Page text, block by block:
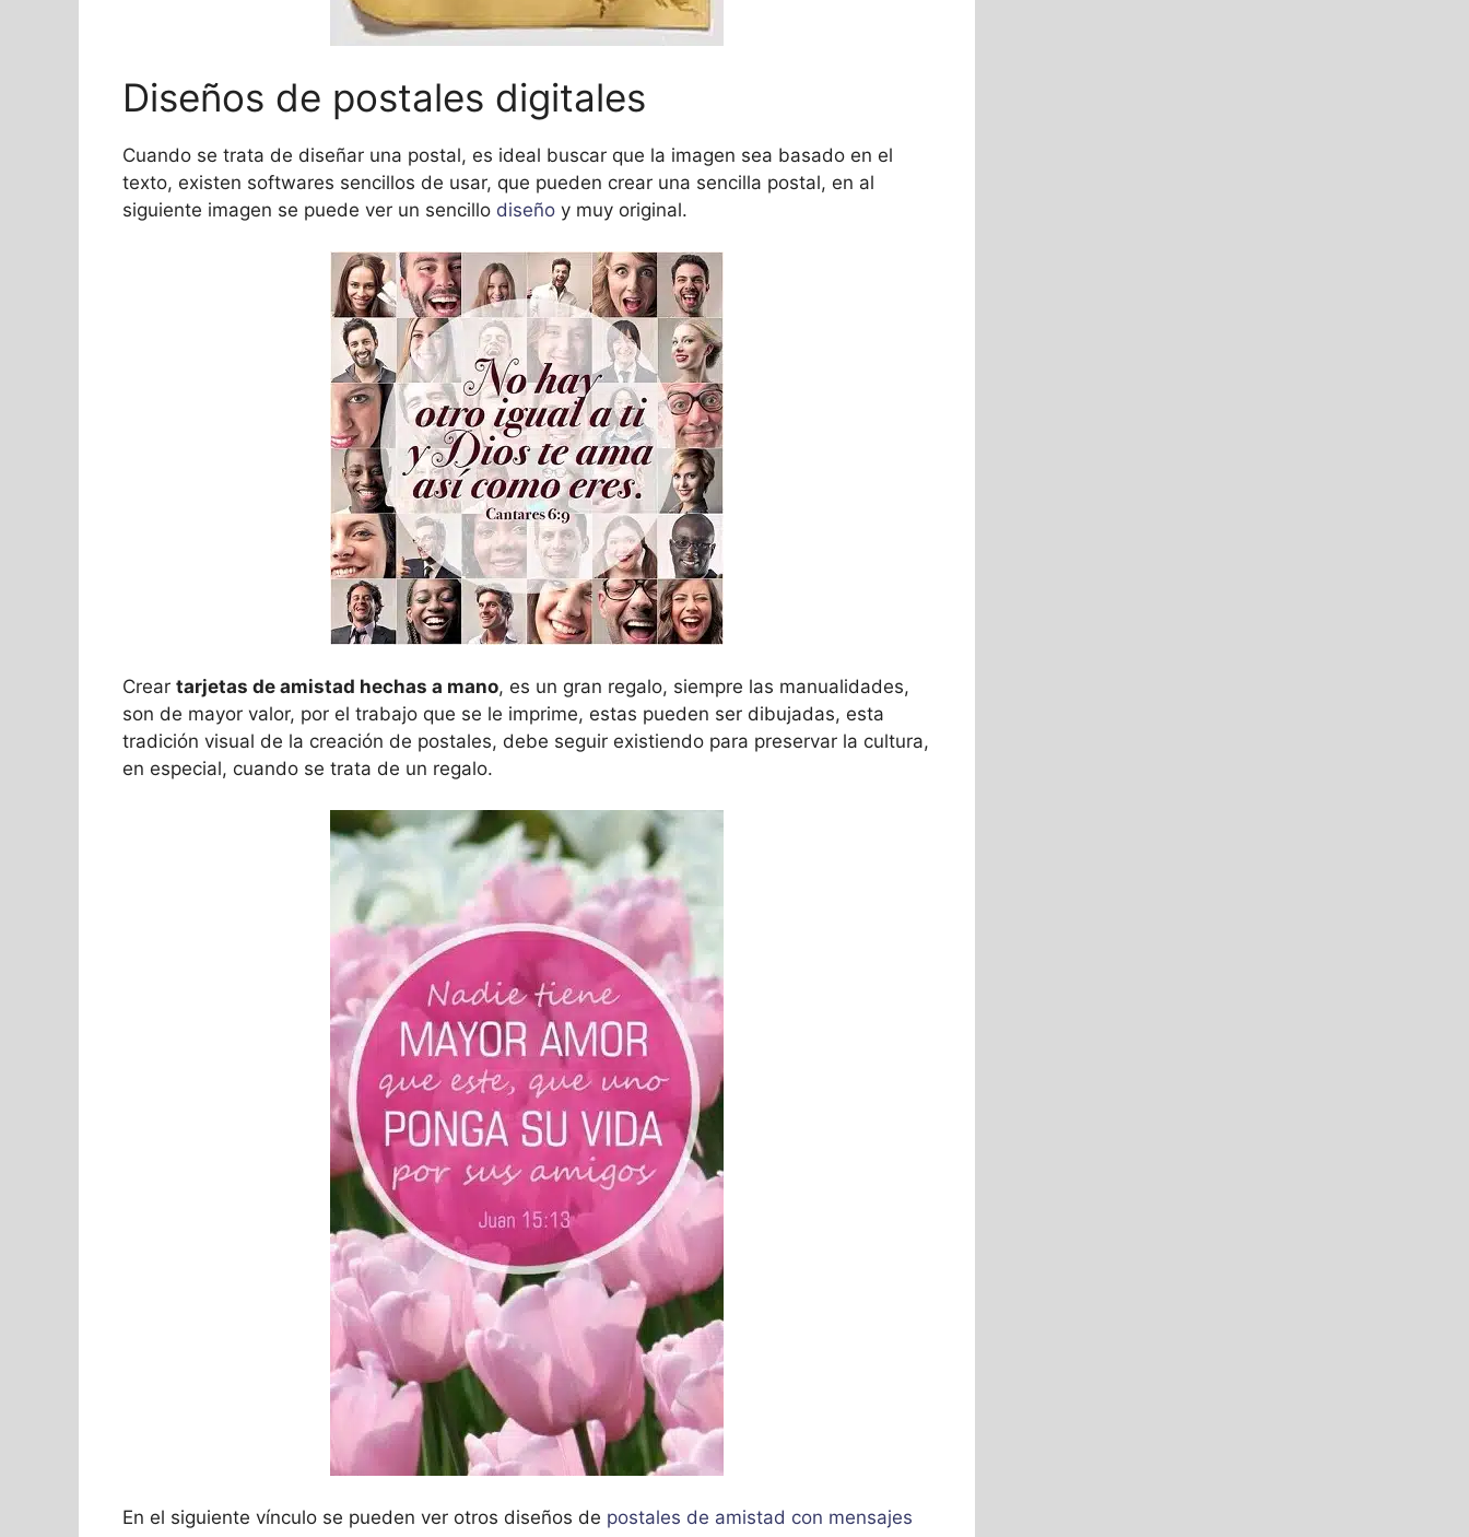
Diseños de postales digitales
Cuando se trata de diseñar una postal, es ideal buscar que la imagen sea basado en el
texto, existen softwares sencillos de usar, que pueden crear una sencilla postal, en al
siguiente imagen se puede ver un sencillo diseño y muy original.
Crear tarjetas de amistad hechas a mano, es un gran regalo, siempre las manualidades,
son de mayor valor, por el trabajo que se le imprime, estas pueden ser dibujadas, esta
tradición visual de la creación de postales, debe seguir existiendo para preservar la cultura,
en especial, cuando se trata de un regalo.
En el siguiente vínculo se pueden ver otros diseños de postales de amistad con mensajes